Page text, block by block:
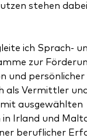
stehen
ich Sprach-
zur
und
als Vermittler
mit ausgewählten
in Irland und
beruflicher